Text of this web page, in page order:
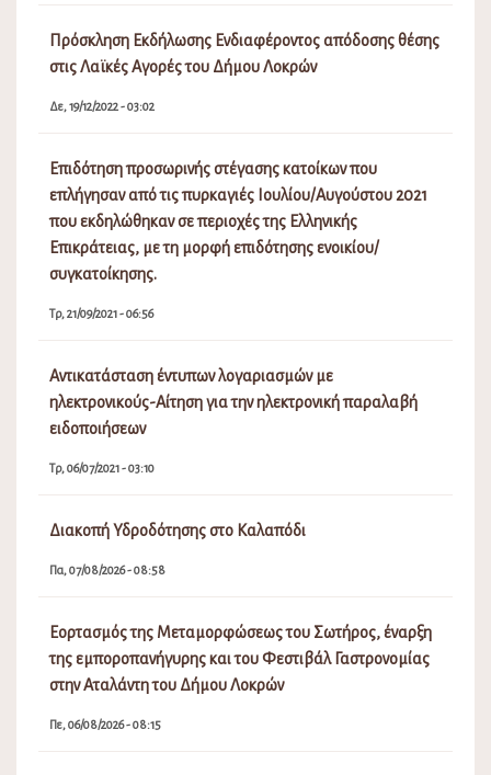
Πρόσκληση Εκδήλωσης Ενδιαφέροντος απόδοσης θέσης
στις Λαϊκές Αγορές του Δήμου Λοκρών
Δε, 19/12/2022 - 03:02
Επιδότηση προσωρινής στέγασης κατοίκων που
επλήγησαν από τις πυρκαγιές Ιουλίου/Αυγούστου 2021
που εκδηλώθηκαν σε περιοχές της Ελληνικής
Επικράτειας, με τη μορφή επιδότησης ενοικίου/
συγκατοίκησης.
Τρ, 21/09/2021 - 06:56
Αντικατάσταση έντυπων λογαριασμών με
ηλεκτρονικούς-Αίτηση για την ηλεκτρονική παραλαβή
ειδοποιήσεων
Τρ, 06/07/2021 - 03:10
Διακοπή Υδροδότησης στο Καλαπόδι
Πα, 07/08/2026 - 08:58
Εορτασμός της Μεταμορφώσεως του Σωτήρος, έναρξη
της εμποροπανήγυρης και του Φεστιβάλ Γαστρονομίας
στην Αταλάντη του Δήμου Λοκρών
Πε, 06/08/2026 - 08:15